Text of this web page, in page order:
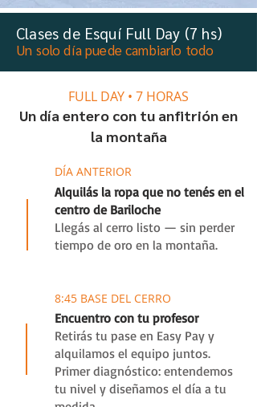
Clases de Esquí Full Day (7 hs)
Un solo día puede cambiarlo todo
FULL DAY • 7 HORAS
Un día entero con tu anfitrión en
la montaña
DÍA ANTERIOR
Alquilás la ropa que no tenés en el
centro de Bariloche
Llegás al cerro listo — sin perder
tiempo de oro en la montaña.
8:45 BASE DEL CERRO
Encuentro con tu profesor
Retirás tu pase en Easy Pay y
alquilamos el equipo juntos.
Primer diagnóstico: entendemos
tu nivel y diseñamos el día a tu